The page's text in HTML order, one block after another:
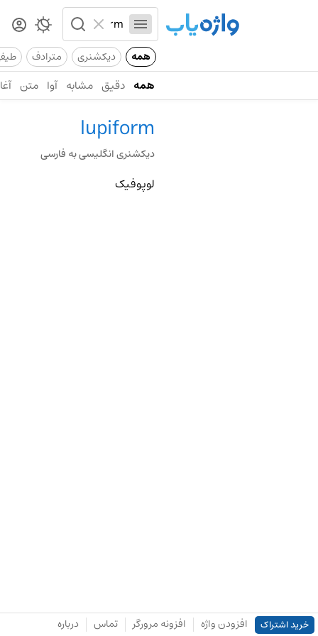
همه دیکشنری مترادف
همه دقیق مشابه آوا متن
lupiform
دیکشنری انگلیسی به فارسی
لوپوفیک
خرید اشتراک افزودن واژه افزونه مرورگر تماس درباره